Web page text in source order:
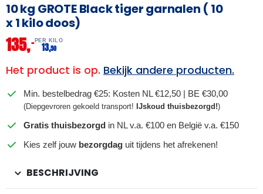
10 kg GROTE Black tiger garnalen ( 10
x 1 kilo doos)
135,– PER KILO
13,50
Het product is op. Bekijk andere producten.
Min. bestelbedrag €25: Kosten NL €12,50 | BE €30,00
(Diepgevroren gekoeld transport! IJskoud thuisbezorgd!)
Gratis thuisbezorgd in NL v.a. €100 en België v.a. €150
Kies zelf jouw bezorgdag uit tijdens het afrekenen!
BESCHRIJVING